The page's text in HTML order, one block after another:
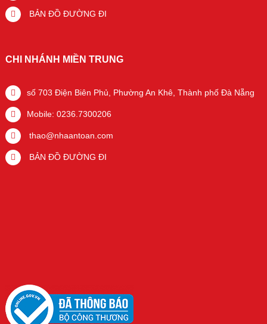
BẢN ĐỒ ĐƯỜNG ĐI
CHI NHÁNH MIỀN TRUNG
số 703 Điện Biên Phủ, Phường An Khê, Thành phố Đà Nẵng
Mobile: 0236.7300206
thao@nhaantoan.com
BẢN ĐỒ ĐƯỜNG ĐI